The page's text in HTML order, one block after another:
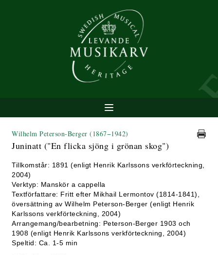
Wilhelm Peterson-Berger (1867−1942)
Juninatt ("En flicka sjöng i grönan skog")
Tillkomstår: 1891 (enligt Henrik Karlssons verkförteckning,
2004)
Verktyp: Manskör a cappella
Textförfattare: Fritt efter Mikhail Lermontov (1814-1841),
översättning av Wilhelm Peterson-Berger (enligt Henrik
Karlssons verkförteckning, 2004)
Arrangemang/bearbetning: Peterson-Berger 1903 och
1908 (enligt Henrik Karlssons verkförteckning, 2004)
Speltid: Ca. 1-5 min